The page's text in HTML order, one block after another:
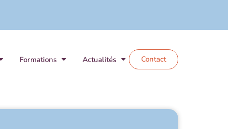
Formations Actualités Contact